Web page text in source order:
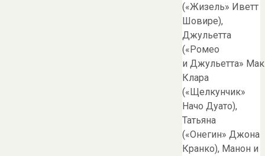
(«Жизель» Иветт
Шовире),
Джульетта
(«Ромео
и Джульетта»
Клара
(«Щелкунчик»
Начо Дуато),
Татьяна
(«Онегин» Джона
Кранко), Манон и